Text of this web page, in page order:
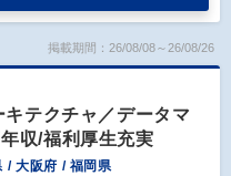
掲載期間：26/08/08～26/08/26
テクチャ／データマ
収/福利厚生充実
/ 大阪府 / 福岡県